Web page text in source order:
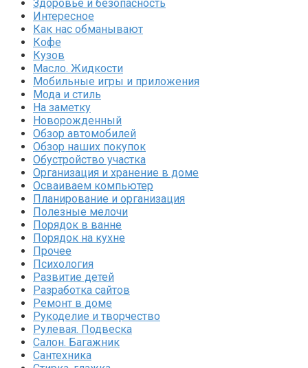
Здоровье и безопасность
Интересное
Как нас обманывают
Кофе
Кузов
Масло. Жидкости
Мобильные игры и приложения
Мода и стиль
На заметку
Новорожденный
Обзор автомобилей
Обзор наших покупок
Обустройство участка
Организация и хранение в доме
Осваиваем компьютер
Планирование и организация
Полезные мелочи
Порядок в ванне
Порядок на кухне
Прочее
Психология
Развитие детей
Разработка сайтов
Ремонт в доме
Рукоделие и творчество
Рулевая. Подвеска
Салон. Багажник
Сантехника